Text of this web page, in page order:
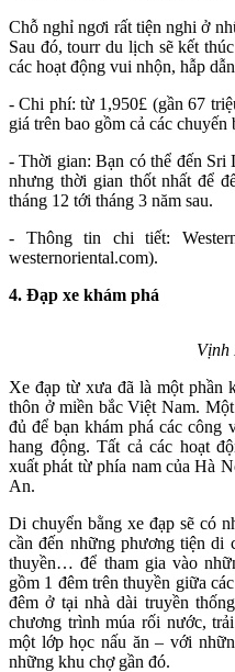
Chỗ nghỉ ngơi rất tiện nghi ở
Sau đó, tourr du lịch sẽ kết
các hoạt động vui nhộn, hẫp
- Chi phí: từ 1,950£ (gần 67
giá trên bao gồm cả các chuyến
- Thời gian: Bạn có thể đến Sri
nhưng thời gian thốt nhất để
tháng 12 tới tháng 3 năm sau.
- Thông tin chi tiết:
westernoriental.com).
4. Đạp xe khám phá
Vịnh
Xe đạp từ xưa đã là một phần
thôn ở miền bắc Việt Nam.
đủ để bạn khám phá các công
hang động. Tất cả các hoạt
xuất phát từ phía nam của Hà
An.
Di chuyển bằng xe đạp sẽ có
cần đến những phương tiện di
thuyền… để tham gia vào
gồm 1 đêm trên thuyền giữa
đêm ở tại nhà dài truyền
chương trình múa rối nước,
một lớp học nấu ăn – với
những khu chợ gần đó.